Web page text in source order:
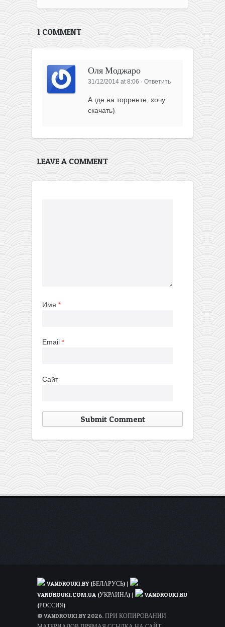
1 COMMENT
Оля Моджаро
31/12/2014 at 8:06 ·Ответить
А где на торренте, хочу
скачать)
LEAVE A COMMENT
Имя *
Email *
Сайт
VANDROUKI.BY (БЕЛАРУСЬ) |
VANDROUKI.COM.UA (УКРАИНА) |
VANDROUKI.RU
(РОССИЯ)
© VANDROUKI.BY 2026. ПРИ КОПИРОВАНИИ